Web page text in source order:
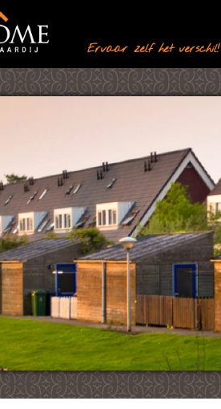
Ervaar zelf het verschil!